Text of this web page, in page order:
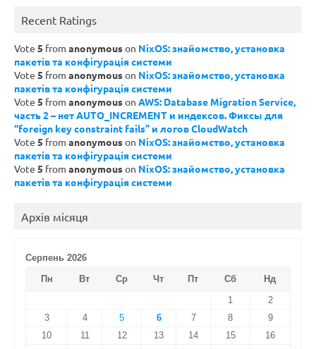
Recent Ratings
Vote 5 from anonymouson NixOS: знайомство, установка
пакетів та конфігурація системи
Vote 5 from anonymouson NixOS: знайомство, установка
пакетів та конфігурація системи
Vote 5 from anonymouson AWS: Database Migration Service,
часть 2 – нет AUTO_INCREMENT и индексов. Фиксы для
“foreign key constraint fails” и логов CloudWatch
Vote 5 from anonymouson NixOS: знайомство, установка
пакетів та конфігурація системи
Vote 5 from anonymouson NixOS: знайомство, установка
пакетів та конфігурація системи
Архів місяця
Серпень 2026
Пн
Вт Ср Чт Пт Сб
Нд
1
2
3
4 5 6 7 8
9
10
11 12 13 14 15
16